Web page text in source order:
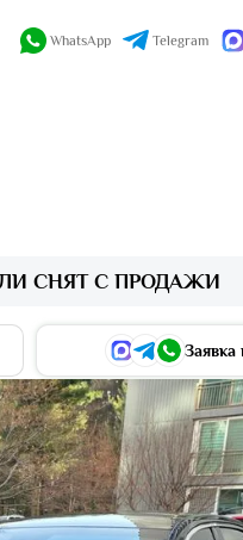
WhatsApp Telegram
СНЯТ С ПРОДАЖИ